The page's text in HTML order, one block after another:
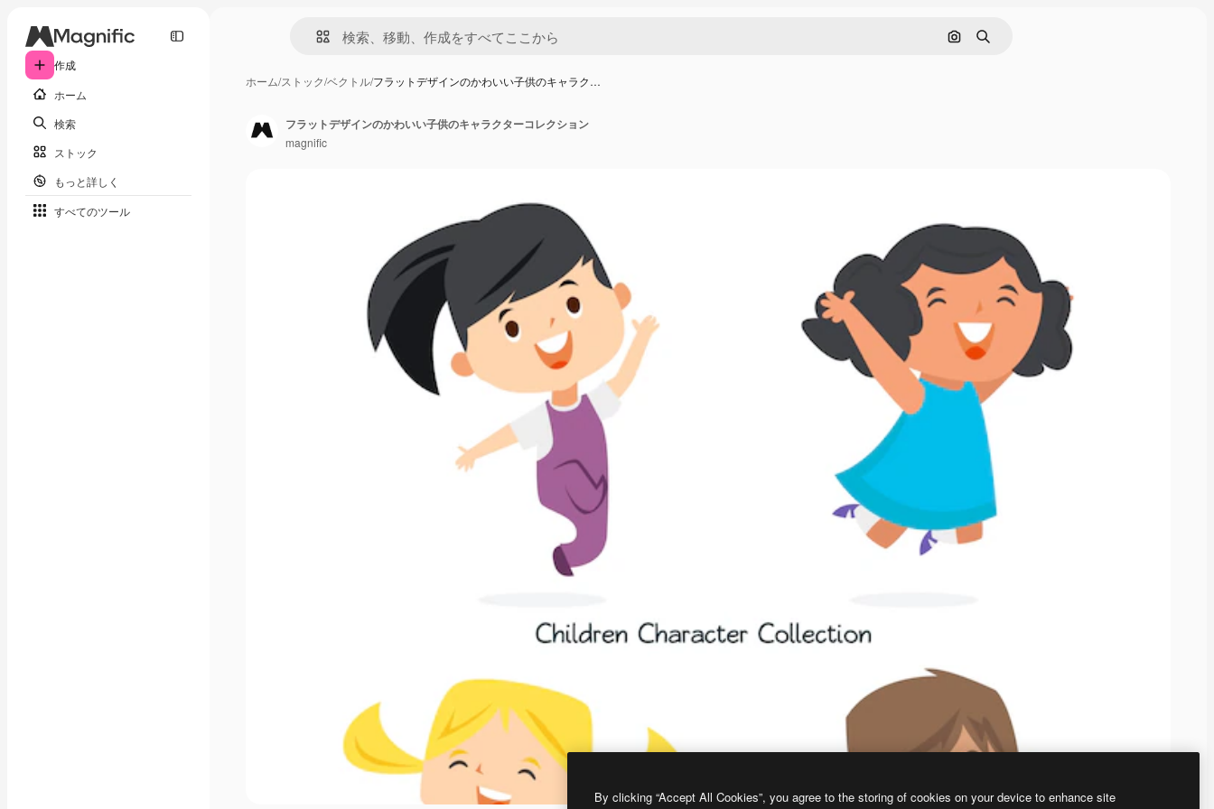
作成
ホーム
検索
ストック
もっと詳しく
すべてのツール
画像で検索
検索
ホーム/ストック/ベクトル/フラットデザインのかわいい子供のキャラク…
フラットデザインのかわいい子供のキャラクターコレクション
magnific
By clicking “Accept All Cookies”, you agree to the storing of cookies on your device to enhance site